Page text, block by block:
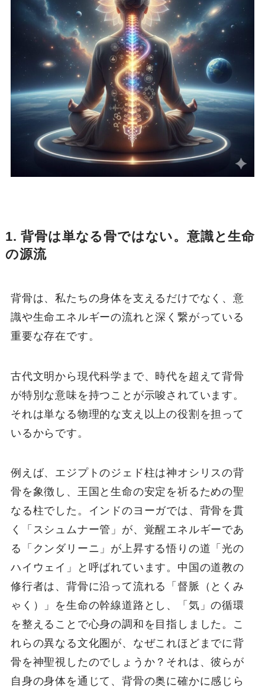
1. 背骨は単なる骨ではない。意識と生命
の源流
背骨は、私たちの身体を支えるだけでなく、意
識や生命エネルギーの流れと深く繋がっている
重要な存在です。
古代文明から現代科学まで、時代を超えて背骨
が特別な意味を持つことが示唆されています。
それは単なる物理的な支え以上の役割を担って
いるからです。
例えば、エジプトのジェド柱は神オシリスの背
骨を象徴し、王国と生命の安定を祈るための聖
なる柱でした。インドのヨーガでは、背骨を貫
く「スシュムナー管」が、覚醒エネルギーであ
る「クンダリーニ」が上昇する悟りの道「光の
ハイウェイ」と呼ばれています。中国の道教の
修行者は、背骨に沿って流れる「督脈（とくみ
ゃく）」を生命の幹線道路とし、「気」の循環
を整えることで心身の調和を目指しました。こ
れらの異なる文化圏が、なぜこれほどまでに背
骨を神聖視したのでしょうか？それは、彼らが
自身の身体を通じて、背骨の奥に確かに感じら